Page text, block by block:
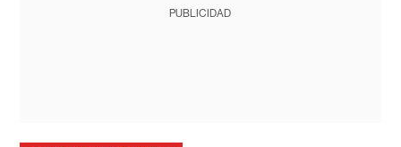
PUBLICIDAD